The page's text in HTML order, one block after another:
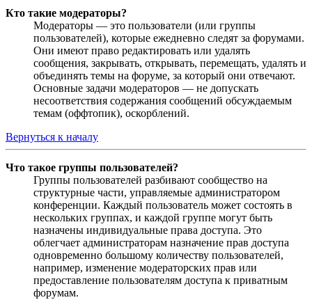
Кто такие модераторы?
Модераторы — это пользователи (или группы
пользователей), которые ежедневно следят за форумами.
Они имеют право редактировать или удалять
сообщения, закрывать, открывать, перемещать, удалять и
объединять темы на форуме, за который они отвечают.
Основные задачи модераторов — не допускать
несоответствия содержания сообщений обсуждаемым
темам (оффтопик), оскорблений.
Вернуться к началу
Что такое группы пользователей?
Группы пользователей разбивают сообщество на
структурные части, управляемые администратором
конференции. Каждый пользователь может состоять в
нескольких группах, и каждой группе могут быть
назначены индивидуальные права доступа. Это
облегчает администраторам назначение прав доступа
одновременно большому количеству пользователей,
например, изменение модераторских прав или
предоставление пользователям доступа к приватным
форумам.